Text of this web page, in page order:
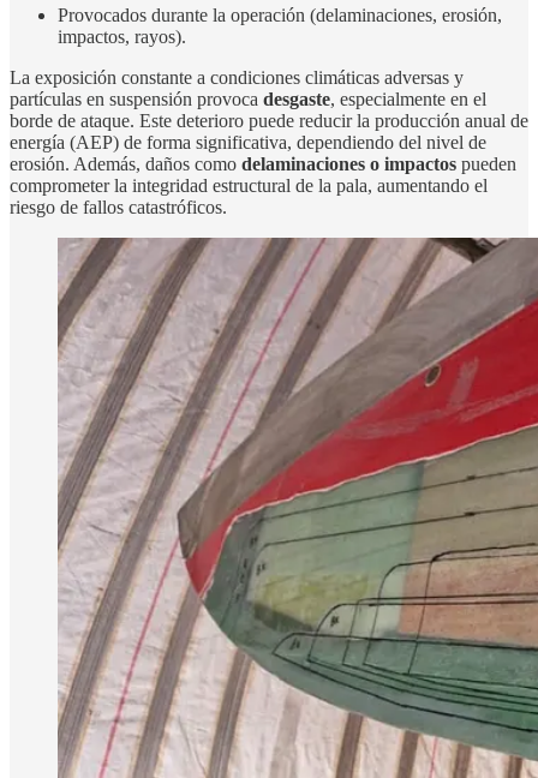
Provocados durante la operación (delaminaciones, erosión,
impactos, rayos).
La exposición constante a condiciones climáticas adversas y
partículas en suspensión provoca desgaste, especialmente en el
borde de ataque. Este deterioro puede reducir la producción anual de
energía (AEP) de forma significativa, dependiendo del nivel de
erosión. Además, daños como delaminaciones o impactos pueden
comprometer la integridad estructural de la pala, aumentando el
riesgo de fallos catastróficos.